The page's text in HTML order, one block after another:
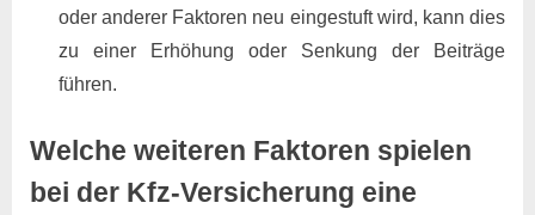
oder anderer Faktoren neu eingestuft wird, kann dies
zu einer Erhöhung oder Senkung der Beiträge
führen.
Welche weiteren Faktoren spielen
bei der Kfz-Versicherung eine